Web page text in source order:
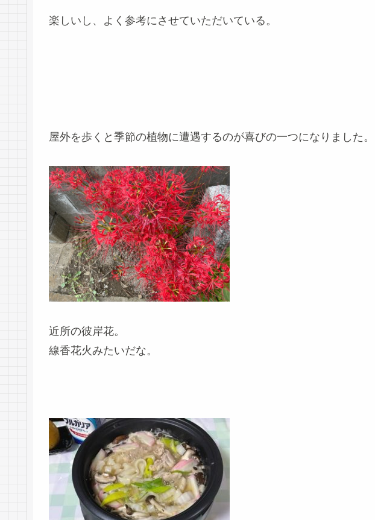
楽しいし、よく参考にさせていただいている。
屋外を歩くと季節の植物に遭遇するのが喜びの一つになりました。
近所の彼岸花。
線香花火みたいだな。